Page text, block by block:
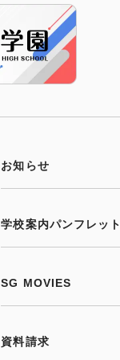
お知らせ
学校案内パンフレット
SG MOVIES
資料請求